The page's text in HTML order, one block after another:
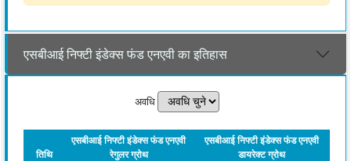
एसबीआई निफ्टी इंडेक्स फंड एनएवी का इतिहास
अवधि
तिथि
एसबीआई निफ्टी इंडेक्स फंड एनएवी
रेगुलर ग्रोथ
एसबीआई निफ्टी इंडेक्स फंड एनएवी
डायरेक्ट ग्रोथ